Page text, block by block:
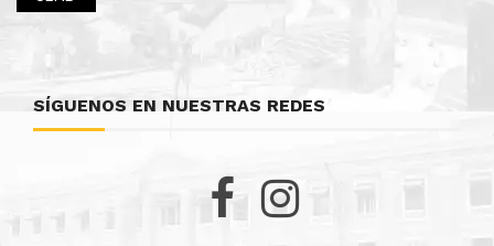
SÍGUENOS EN NUESTRAS REDES